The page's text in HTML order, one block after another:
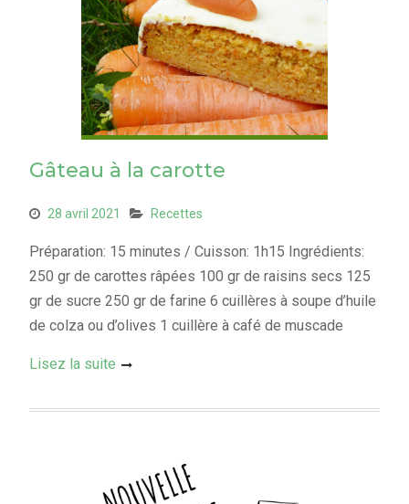
Gâteau à la carotte
28 avril 2021 Recettes
Préparation: 15 minutes / Cuisson: 1h15 Ingrédients:
250 gr de carottes râpées 100 gr de raisins secs 125
gr de sucre 250 gr de farine 6 cuillères à soupe d’huile
de colza ou d’olives 1 cuillère à café de muscade
Lisez la suite